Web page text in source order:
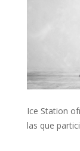
Ice Station
las que